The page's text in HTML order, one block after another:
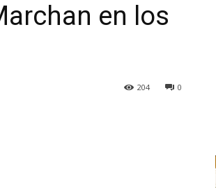
en los
0
204